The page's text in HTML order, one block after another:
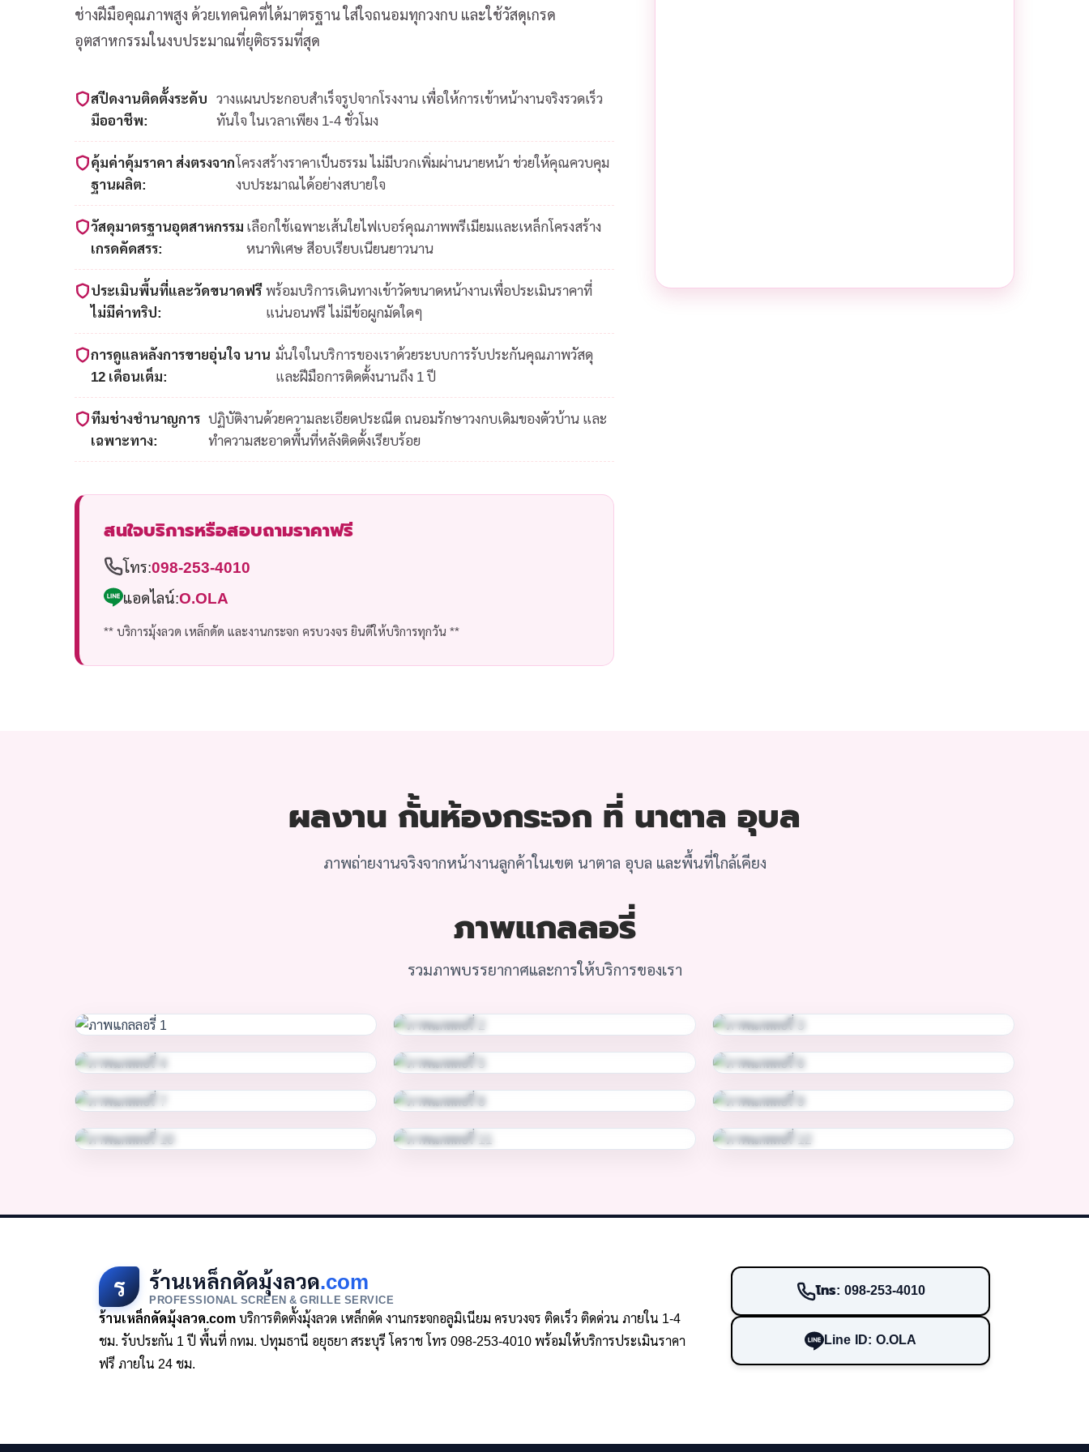
ช่างฝีมือคุณภาพสูง ด้วยเทคนิคที่ได้มาตรฐาน ใส่ใจถนอมทุกวงกบ และใช้วัสดุเกรด
อุตสาหกรรมในงบประมาณที่ยุติธรรมที่สุด
สปีดงานติดตั้งระดับ
มืออาชีพ:
วางแผนประกอบสำเร็จรูปจากโรงงาน เพื่อให้การเข้าหน้างานจริงรวดเร็ว
ทันใจ ในเวลาเพียง 1-4 ชั่วโมง
คุ้มค่าคุ้มราคา ส่งตรงจาก
ฐานผลิต:
โครงสร้างราคาเป็นธรรม ไม่มีบวกเพิ่มผ่านนายหน้า ช่วยให้คุณควบคุม
งบประมาณได้อย่างสบายใจ
วัสดุมาตรฐานอุตสาหกรรม
เกรดคัดสรร:
เลือกใช้เฉพาะเส้นใยไฟเบอร์คุณภาพพรีเมียมและเหล็กโครงสร้าง
หนาพิเศษ สีอบเรียบเนียนยาวนาน
ประเมินพื้นที่และวัดขนาดฟรี
ไม่มีค่าทริป:
พร้อมบริการเดินทางเข้าวัดขนาดหน้างานเพื่อประเมินราคาที่
แน่นอนฟรี ไม่มีข้อผูกมัดใดๆ
การดูแลหลังการขายอุ่นใจ นาน
12 เดือนเต็ม:
มั่นใจในบริการของเราด้วยระบบการรับประกันคุณภาพวัสดุ
และฝีมือการติดตั้งนานถึง 1 ปี
ทีมช่างชำนาญการ
เฉพาะทาง:
ปฏิบัติงานด้วยความละเอียดประณีต ถนอมรักษาวงกบเดิมของตัวบ้าน และ
ทำความสะอาดพื้นที่หลังติดตั้งเรียบร้อย
สนใจบริการหรือสอบถามราคาฟรี
โทร:098-253-4010
แอดไลน์:O.OLA
** บริการมุ้งลวด เหล็กดัด และงานกระจก ครบวงจร ยินดีให้บริการทุกวัน **
ผลงาน กั้นห้องกระจก ที่ นาตาล อุบล
ภาพถ่ายงานจริงจากหน้างานลูกค้าในเขต นาตาล อุบล และพื้นที่ใกล้เคียง
ภาพแกลลอรี่
รวมภาพบรรยากาศและการให้บริการของเรา
ร ร้านเหล็กดัดมุ้งลวด.com
PROFESSIONAL SCREEN & GRILLE SERVICE
ร้านเหล็กดัดมุ้งลวด.comบริการติดตั้งมุ้งลวด เหล็กดัด งานกระจกอลูมิเนียม ครบวงจร ติดเร็ว ติดด่วน ภายใน 1-4
ชม. รับประกัน 1 ปี พื้นที่ กทม. ปทุมธานี อยุธยา สระบุรี โคราช โทร 098-253-4010 พร้อมให้บริการประเมินราคา
ฟรี ภายใน 24 ชม.
โทร: 098-253-4010
Line ID: O.OLA